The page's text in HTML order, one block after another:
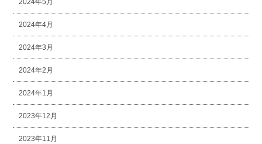
2024年5月
2024年4月
2024年3月
2024年2月
2024年1月
2023年12月
2023年11月